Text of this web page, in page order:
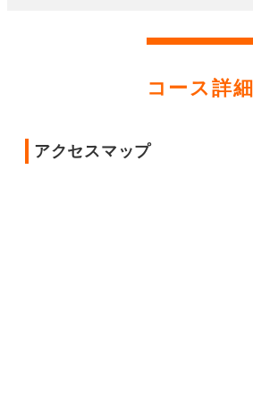
コース詳細
アクセスマップ